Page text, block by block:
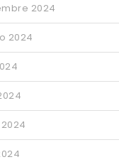
2024
2024